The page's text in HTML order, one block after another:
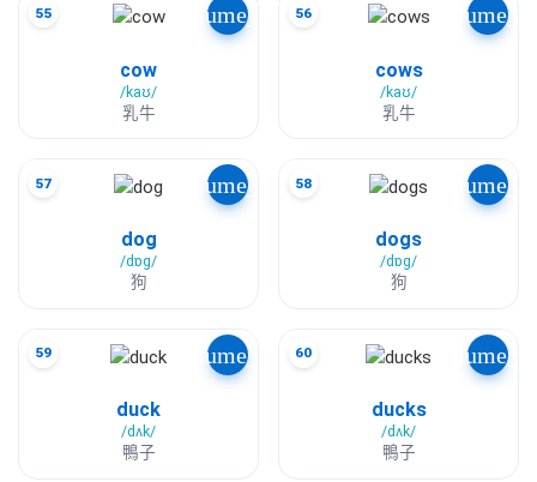
55 volume_up
cow
/kaʊ/
乳牛
56
cows
/kaʊ/
乳牛
57 volume_up
dog
/dɒɡ/
狗
58
dogs
/dɒɡ/
狗
59 volume_up
duck
/dʌk/
鴨子
60
ducks
/dʌk/
鴨子